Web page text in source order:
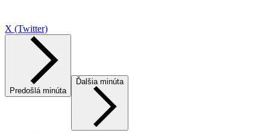
X (Twitter)
Predošlá minúta
Ďalšia minúta